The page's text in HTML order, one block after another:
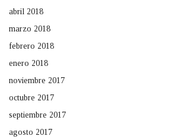
abril 2018
marzo 2018
febrero 2018
enero 2018
noviembre 2017
octubre 2017
septiembre 2017
agosto 2017